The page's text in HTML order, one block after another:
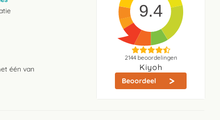
één van
9.4
2144beoordelingen
Kiyoh
Beoordeel